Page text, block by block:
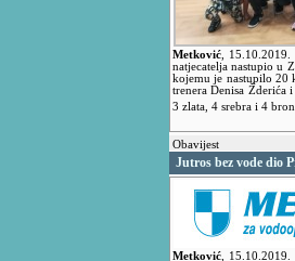
Metković 15.10.2019.
natjecatelja nastupio u
kojemu je nastupilo 20
trenera Denisa Žderića
3 zlata, 4 srebra i 4
Obavijest
Jutros bez vode dio
Metković
15.10.2019.